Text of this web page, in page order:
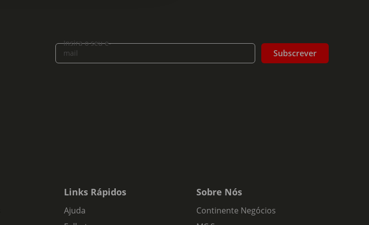
Insira o seu e-
mail
Subscrever
Links Rápidos
Ajuda
Sobre Nós
Continente Negócios